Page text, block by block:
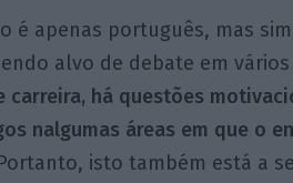
é apenas português, mas
alvo de debate em
carreira, há questões
nalgumas áreas em que o
isto também está a